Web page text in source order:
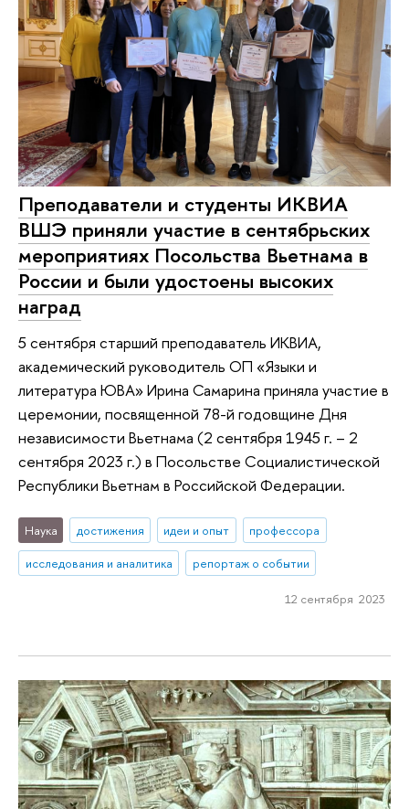
Преподаватели и студенты ИКВИА
ВШЭ приняли участие в сентябрьских
мероприятиях Посольства Вьетнама в
России и были удостоены высоких
наград
5 сентября старший преподаватель ИКВИА,
академический руководитель ОП «Языки и
литература ЮВА» Ирина Самарина приняла участие в
церемонии, посвященной 78-й годовщине Дня
независимости Вьетнама (2 сентября 1945 г. – 2
сентября 2023 г.) в Посольстве Социалистической
Республики Вьетнам в Российской Федерации.
Наука достижения идеи и опыт
профессора
исследования и аналитика
репортаж о событии
12 сентября 2023